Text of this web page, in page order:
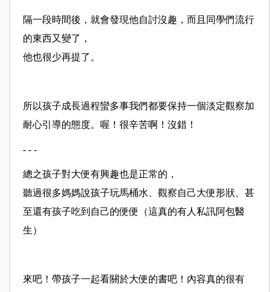
隔一段時間後，就會發現他自討沒趣，而且同學們流行
的東西又變了，
他也很少再提了。
所以孩子成長過程蠻多事我們都要保持一個淡定觀察加
耐心引導的態度。喔！很辛苦啊！沒錯！
- - -
總之孩子對大便有興趣也是正常的，
聽過很多媽媽說孩子玩馬桶水、觀察自己大便形狀、甚
至還有孩子吃到自己的便便（這真的有人私訊阿包醫
生）
來吧！帶孩子一起看關於大便的書吧！內容真的很有